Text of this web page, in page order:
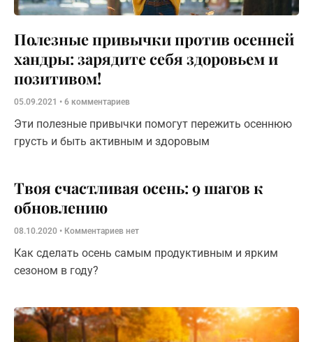
Полезные привычки против осенней
хандры: зарядите себя здоровьем и
позитивом!
05.09.2021 6 комментариев
Эти полезные привычки помогут пережить осеннюю
грусть и быть активным и здоровым
Твоя счастливая осень: 9 шагов к
обновлению
08.10.2020 Комментариев нет
Как сделать осень самым продуктивным и ярким
сезоном в году?